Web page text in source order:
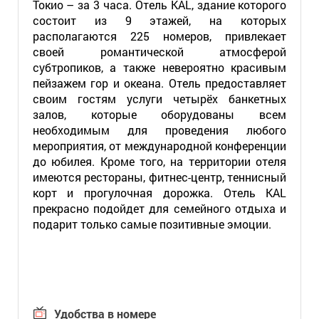
Токио – за 3 часа. Отель KAL, здание которого
состоит из 9 этажей, на которых
располагаются 225 номеров, привлекает
своей романтической атмосферой
субтропиков, а также невероятно красивым
пейзажем гор и океана. Отель предоставляет
своим гостям услуги четырёх банкетных
залов, которые оборудованы всем
необходимым для проведения любого
мероприятия, от международной конференции
до юбилея. Кроме того, на территории отеля
имеются рестораны, фитнес-центр, теннисный
корт и прогулочная дорожка. Отель KAL
прекрасно подойдет для семейного отдыха и
подарит только самые позитивные эмоции.
Удобства в номере